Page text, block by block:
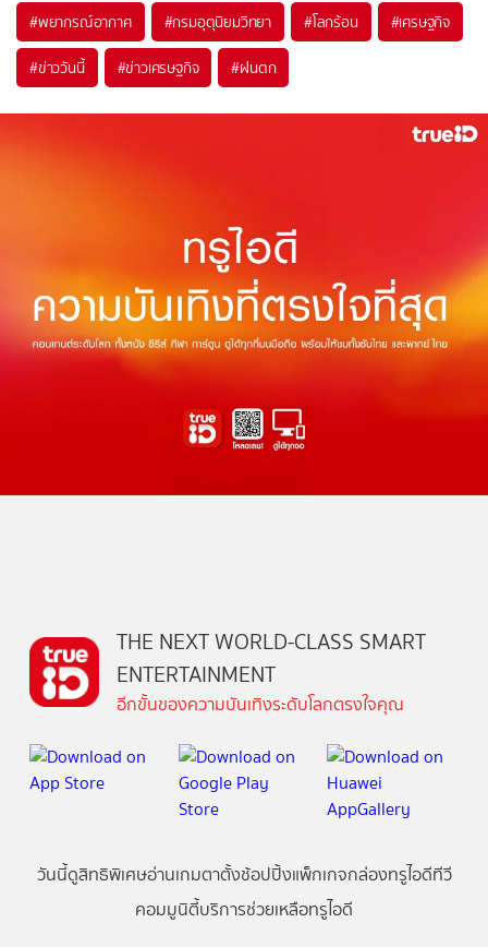
#พยากรณ์อากาศ #กรมอุตุนิยมวิทยา #โลกร้อน #เศรษฐกิจ
#ข่าววันนี้ #ข่าวเศรษฐกิจ #ฝนตก
THE NEXT WORLD-CLASS SMART
ENTERTAINMENT
อีกขั้นของความบันเทิงระดับโลกตรงใจคุณ
วันนี้ดูสิทธิพิเศษอ่านเกมตาตั้งช้อปปิ้งแพ็กเกจกล่องทรูไอดีทีวี
คอมมูนิตี้บริการช่วยเหลือทรูไอดี